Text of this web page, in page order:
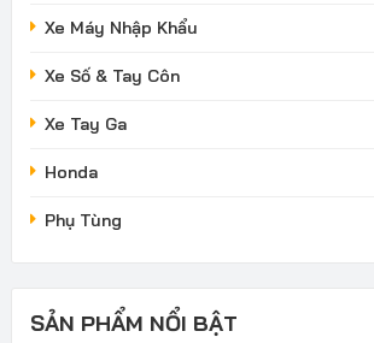
Xe Máy Nhập Khẩu
Xe Số & Tay Côn
Xe Tay Ga
Honda
Phụ Tùng
SẢN PHẨM NỔI BẬT